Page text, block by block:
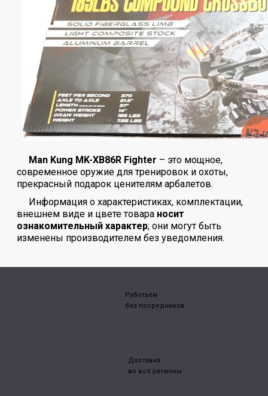
Man Kung MK-XB86R Fighter – это мощное,
современное оружие для тренировок и охоты,
прекрасный подарок ценителям арбалетов.
Информация о характеристиках, комплектации,
внешнем виде и цвете товара носит
ознакомительный характер; они могут быть
изменены производителем без уведомления.
Работаем
без посредников
Доставка
во все регионы